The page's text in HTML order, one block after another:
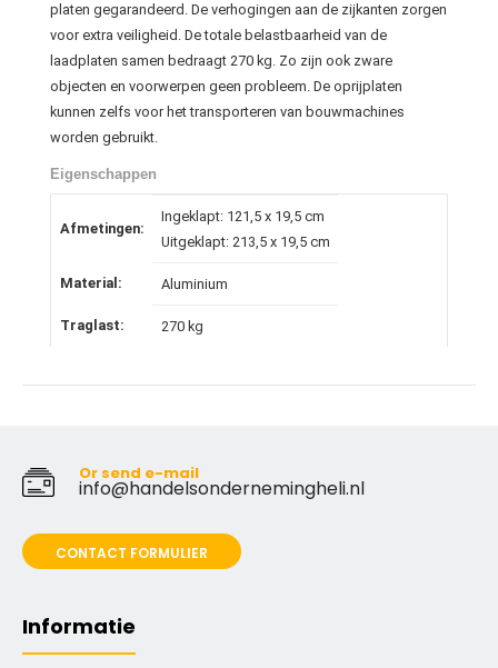
platen gegarandeerd. De verhogingen aan de zijkanten zorgen
voor extra veiligheid. De totale belastbaarheid van de
laadplaten samen bedraagt 270 kg. Zo zijn ook zware
objecten en voorwerpen geen probleem. De oprijplaten
kunnen zelfs voor het transporteren van bouwmachines
worden gebruikt.
Eigenschappen
Afmetingen:
Ingeklapt: 121,5 x 19,5 cm
Uitgeklapt: 213,5 x 19,5 cm
Material: Aluminium
Traglast: 270 kg
Or send e-mail
info@handelsondernemingheli.nl
CONTACT FORMULIER
Informatie